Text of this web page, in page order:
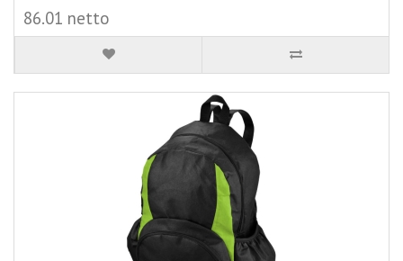
86.01 netto